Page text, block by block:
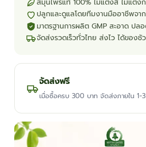
สมุนไพรแท้ 100% ไม่แต่งสี ไม่แต่ง
ปลูกและดูแลโดยทีมงานมืออาชีพจาก
มาตรฐานการผลิต GMP สะอาด ปล
จัดส่งรวดเร็วทั่วไทย ส่งไว ได้ของชั
จัดส่งฟรี
เมื่อซื้อครบ 300 บาท จัดส่งภายใน 1-3